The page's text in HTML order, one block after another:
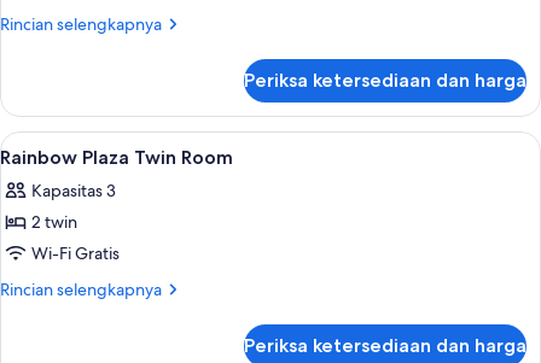
Smoking
Twin
Smoking(River
side
good
view)
Rincian selengkapnya
Rincian
[Rainbow
Plaza]
Twin
Non-
Smoking(River
good
view)
Periksa ketersediaan dan harga
Lihat
semua
foto
untuk
Rainbow
Plaza
Brankas, meja kerja, ruang kerja
2
Rainbow Plaza Twin Room
Kapasitas 3
2 twin
Wi-Fi Gratis
Rincian selengkapnya
Rincian
Periksa ketersediaan dan harga